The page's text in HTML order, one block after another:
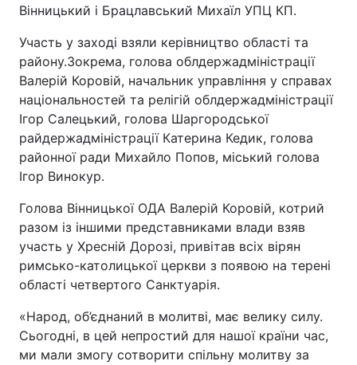
Вінницький і Брацлавський Михаїл УПЦ КП.
Участь у заході взяли керівництво області та
району.Зокрема, голова облдержадміністрації
Валерій Коровій, начальник управління у справах
національностей та релігій облдержадміністрації
Ігор Салецький, голова Шаргородської
райдержадміністрації Катерина Кедик, голова
районної ради Михайло Попов, міський голова
Ігор Винокур.
Голова Вінницької ОДА Валерій Коровій, котрий
разом із іншими представниками влади взяв
участь у Хресній Дорозі, привітав всіх вірян
римсько-католицької церкви з появою на терені
області четвертого Санктуарія.
«Народ, об’єднаний в молитві, має велику силу.
Сьогодні, в цей непростий для нашої країни час,
ми мали змогу сотворити спільну молитву за